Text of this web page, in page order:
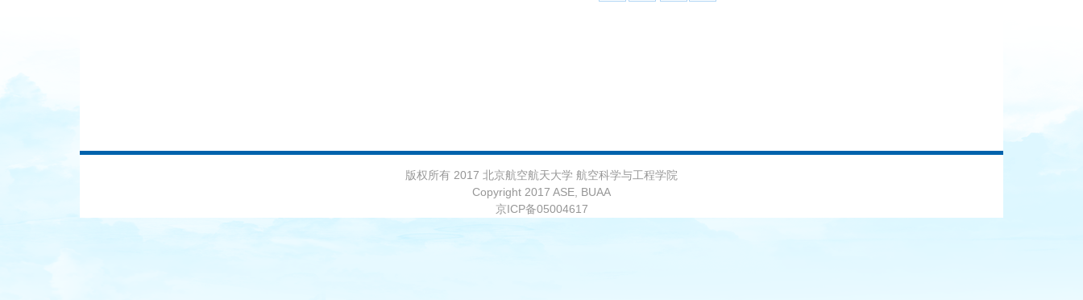
版权所有 2017 北京航空航天大学 航空科学与工程学院
Copyright 2017 ASE, BUAA
京ICP备05004617